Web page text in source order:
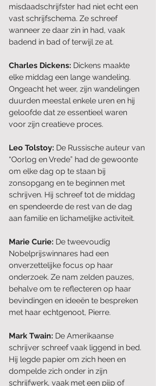
misdaadschrijfster had niet echt een
vast schrijfschema. Ze schreef
wanneer ze daar zin in had, vaak
badend in bad of terwijl ze at.
Charles Dickens: Dickens maakte
elke middag een lange wandeling.
Ongeacht het weer, zijn wandelingen
duurden meestal enkele uren en hij
geloofde dat ze essentieel waren
voor zijn creatieve proces.
Leo Tolstoy: De Russische auteur van
“Oorlog en Vrede” had de gewoonte
om elke dag op te staan bij
zonsopgang en te beginnen met
schrijven. Hij schreef tot de middag
en spendeerde de rest van de dag
aan familie en lichamelijke activiteit.
Marie Curie: De tweevoudig
Nobelprijswinnares had een
onverzettelijke focus op haar
onderzoek. Ze nam zelden pauzes,
behalve om te reflecteren op haar
bevindingen en ideeën te bespreken
met haar echtgenoot, Pierre.
Mark Twain: De Amerikaanse
schrijver schreef vaak liggend in bed.
Hij legde papier om zich heen en
dompelde zich onder in zijn
schrijfwerk, vaak met een pijp of